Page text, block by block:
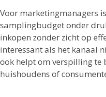
Voor marketingmanagers
samplingbudget onder
inkopen zonder zicht op
interessant als het kanaal
ook helpt om verspilling te
huishoudens of